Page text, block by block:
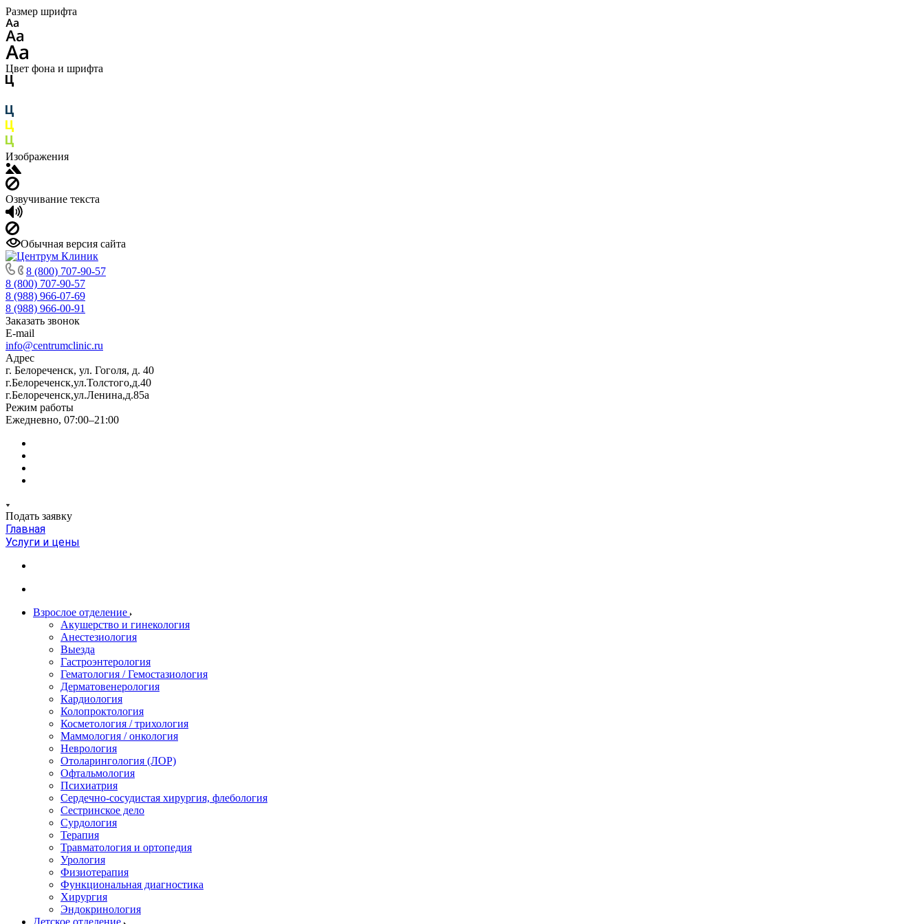
Размер шрифта
Цвет фона и шрифта
Изображения
Озвучивание текста
Обычная версия сайта
8 (800) 707-90-57
8 (800) 707-90-57
8 (988) 966-07-69
8 (988) 966-00-91
Заказать звонок
E-mail
info@centrumclinic.ru
Адрес
г. Белореченск, ул. Гоголя, д. 40
г.Белореченск,ул.Толстого,д.40
г.Белореченск,ул.Ленина,д.85а
Режим работы
Ежедневно, 07:00–21:00
Подать заявку
Главная
Услуги и цены
Взрослое отделение
Акушерство и гинекология
Анестезиология
Выезда
Гастроэнтерология
Гематология / Гемостазиология
Дерматовенерология
Кардиология
Колопроктология
Косметология / трихология
Маммология / онкология
Неврология
Отоларингология (ЛОР)
Офтальмология
Психиатрия
Сердечно-сосудистая хирургия, флебология
Сестринское дело
Сурдология
Терапия
Травматология и ортопедия
Урология
Физиотерапия
Функциональная диагностика
Хирургия
Эндокринология
Детское отделение